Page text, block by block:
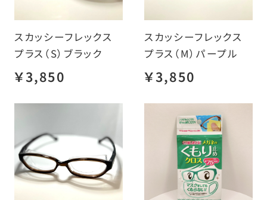
スカッシーフレックス
プラス（S）ブラック
￥3,850
スカッシーフレックス
プラス（M）パープル
￥3,850